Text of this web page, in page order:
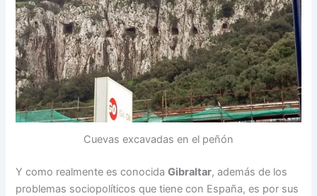
Cuevas excavadas en el peñón
Y como realmente es conocidaGibraltar, además de los
problemas sociopolíticos que tiene con España, es por sus